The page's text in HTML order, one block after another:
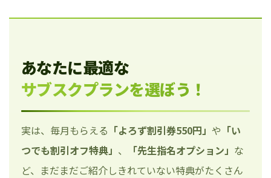
あなたに最適な
サブスクプランを選ぼう！
実は、毎月もらえる 「よろず割引券550円」 や 「い
つでも割引オフ特典」 、 「先生指名オプション」 な
ど、まだまだご紹介しきれていない特典がたくさん